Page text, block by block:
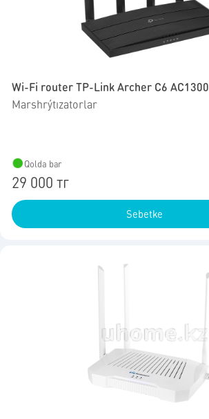
Wi-Fi router TP-Link Archer C6 AC1300
Marshrýtızatorlar
Qolda bar
29 000 тг
Sebetke